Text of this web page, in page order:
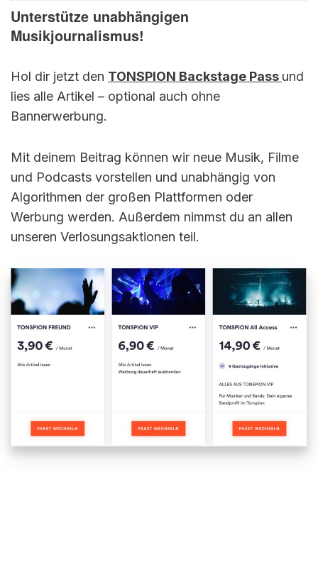
Unterstütze unabhängigen
Musikjournalismus!
Hol dir jetzt den TONSPION Backstage Pass und
lies alle Artikel – optional auch ohne
Bannerwerbung.
Mit deinem Beitrag können wir neue Musik, Filme
und Podcasts vorstellen und unabhängig von
Algorithmen der großen Plattformen oder
Werbung werden. Außerdem nimmst du an allen
unseren Verlosungsaktionen teil.